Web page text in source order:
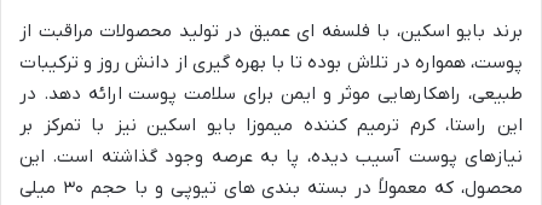
برند بایو اسکین، با فلسفه ای عمیق در تولید محصولات مراقبت از
پوست، همواره در تلاش بوده تا با بهره گیری از دانش روز و ترکیبات
طبیعی، راهکارهایی موثر و ایمن برای سلامت پوست ارائه دهد. در
این راستا، کرم ترمیم کننده میموزا بایو اسکین نیز با تمرکز بر
نیازهای پوست آسیب دیده، پا به عرصه وجود گذاشته است. این
محصول، که معمولاً در بسته بندی های تیوپی و با حجم ۳۰ میلی